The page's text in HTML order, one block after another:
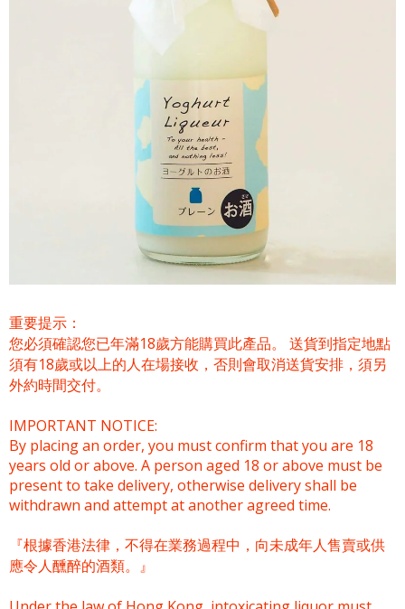
重要提示：
您必須確認您已年滿18歲方能購買此產品。 送貨到指定地點
須有18歲或以上的人在場接收，否則會取消送貨安排，須另
外約時間交付。
IMPORTANT NOTICE:
By placing an order, you must confirm that you are 18
years old or above. A person aged 18 or above must be
present to take delivery, otherwise delivery shall be
withdrawn and attempt at another agreed time.
『根據香港法律，不得在業務過程中，向未成年人售賣或供
應令人醺醉的酒類。』